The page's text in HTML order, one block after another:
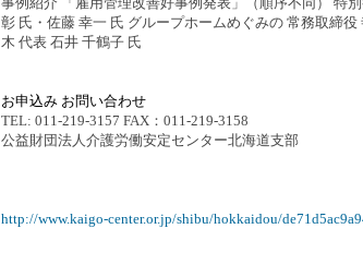
彰 氏・佐藤 幸一 氏 グループホームめぐみの 常務取締
木 代表 石井 千鶴子 氏
お申込み お問い合わせ
TEL: 011-219-3157 FAX：011-219-3158
公益財団法人介護労働安定センター北海道支部
http://www.kaigo-center.or.jp/shibu/hokkaidou/